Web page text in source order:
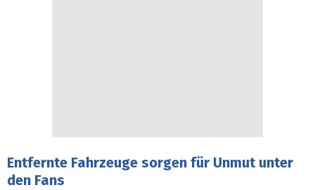
Entfernte Fahrzeuge sorgen für Unmut unter
den Fans